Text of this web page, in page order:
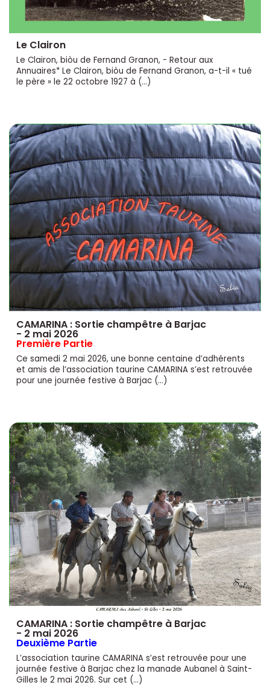
Le Clairon
Le Clairon, biòu de Fernand Granon, - Retour aux
Annuaires* Le Clairon, biòu de Fernand Granon, a-t-il « tué
le père » le 22 octobre 1927 à (…)
CAMARINA : Sortie champêtre à Barjac
- 2 mai 2026
Première Partie
Ce samedi 2 mai 2026, une bonne centaine d’adhérents
et amis de l’association taurine CAMARINA s’est retrouvée
pour une journée festive à Barjac (…)
CAMARINA : Sortie champêtre à Barjac
- 2 mai 2026
Deuxième Partie
L’association taurine CAMARINA s’est retrouvée pour une
journée festive à Barjac chez la manade Aubanel à Saint-
Gilles le 2 mai 2026. Sur cet (…)